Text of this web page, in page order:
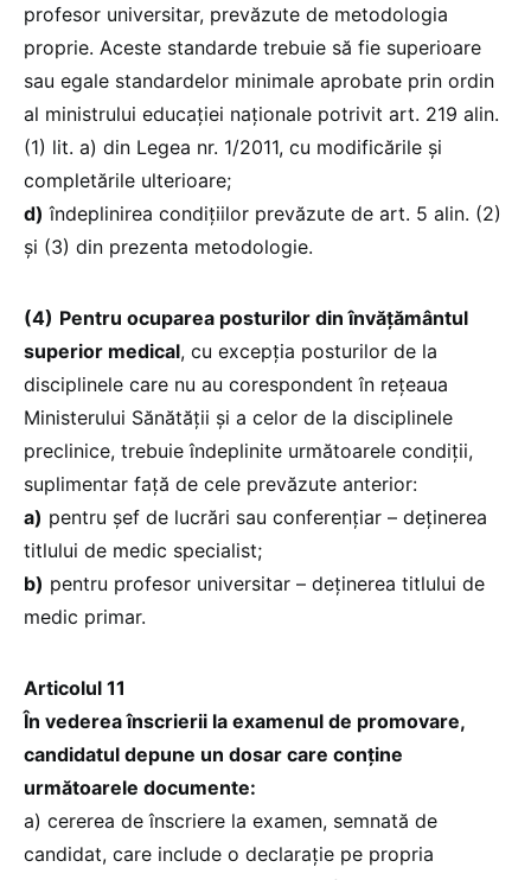
profesor universitar, prevăzute de metodologia
proprie. Aceste standarde trebuie să fie superioare
sau egale standardelor minimale aprobate prin ordin
al ministrului educației naționale potrivit art. 219 alin.
(1) lit. a) din Legea nr. 1/2011, cu modificările și
completările ulterioare;
d) îndeplinirea condițiilor prevăzute de art. 5 alin. (2)
și (3) din prezenta metodologie.
(4) Pentru ocuparea posturilor din învățământul
superior medical, cu excepția posturilor de la
disciplinele care nu au corespondent în rețeaua
Ministerului Sănătății și a celor de la disciplinele
preclinice, trebuie îndeplinite următoarele condiții,
suplimentar față de cele prevăzute anterior:
a) pentru șef de lucrări sau conferențiar – deținerea
titlului de medic specialist;
b) pentru profesor universitar – deținerea titlului de
medic primar.
Articolul 11
În vederea înscrierii la examenul de promovare,
candidatul depune un dosar care conține
următoarele documente:
a) cererea de înscriere la examen, semnată de
candidat, care include o declarație pe propria